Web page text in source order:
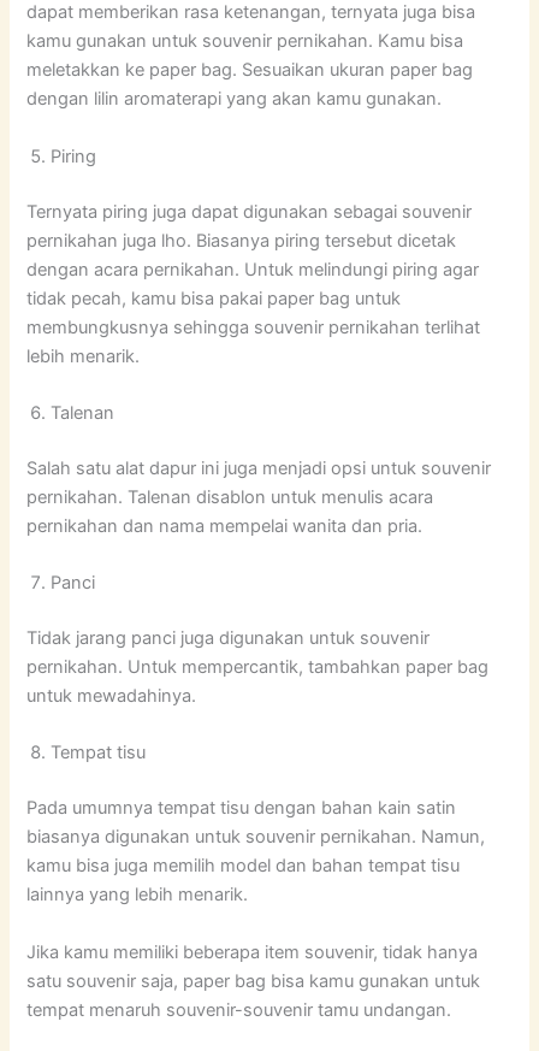
dapat memberikan rasa ketenangan, ternyata juga bisa
kamu gunakan untuk souvenir pernikahan. Kamu bisa
meletakkan ke paper bag. Sesuaikan ukuran paper bag
dengan lilin aromaterapi yang akan kamu gunakan.
Piring
Ternyata piring juga dapat digunakan sebagai souvenir
pernikahan juga lho. Biasanya piring tersebut dicetak
dengan acara pernikahan. Untuk melindungi piring agar
tidak pecah, kamu bisa pakai paper bag untuk
membungkusnya sehingga souvenir pernikahan terlihat
lebih menarik.
Talenan
Salah satu alat dapur ini juga menjadi opsi untuk souvenir
pernikahan. Talenan disablon untuk menulis acara
pernikahan dan nama mempelai wanita dan pria.
Panci
Tidak jarang panci juga digunakan untuk souvenir
pernikahan. Untuk mempercantik, tambahkan paper bag
untuk mewadahinya.
Tempat tisu
Pada umumnya tempat tisu dengan bahan kain satin
biasanya digunakan untuk souvenir pernikahan. Namun,
kamu bisa juga memilih model dan bahan tempat tisu
lainnya yang lebih menarik.
Jika kamu memiliki beberapa item souvenir, tidak hanya
satu souvenir saja, paper bag bisa kamu gunakan untuk
tempat menaruh souvenir-souvenir tamu undangan.